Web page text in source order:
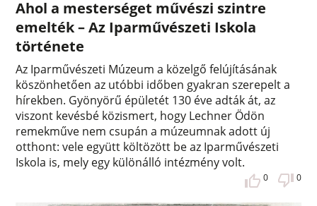
Ahol a mesterséget művészi szintre
emelték – Az Iparművészeti Iskola
története
Az Iparművészeti Múzeum a közelgő felújításának
köszönhetően az utóbbi időben gyakran szerepelt a
hírekben. Gyönyörű épületét 130 éve adták át, az
viszont kevésbé közismert, hogy Lechner Ödön
remekműve nem csupán a múzeumnak adott új
otthont: vele együtt költözött be az Iparművészeti
Iskola is, mely egy különálló intézmény volt.
0 0